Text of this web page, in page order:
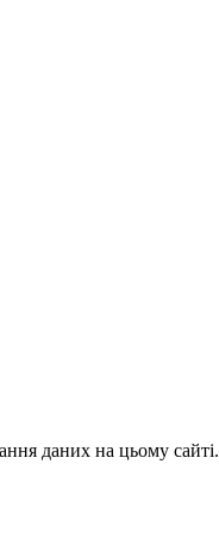
даних на цьому сайті.